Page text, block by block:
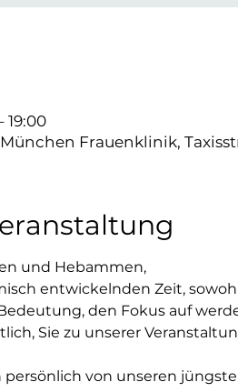
19:00
Frauenklinik,
und Hebammen,
entwickelnden Zeit,
den Fokus auf
Sie zu unserer
von unseren